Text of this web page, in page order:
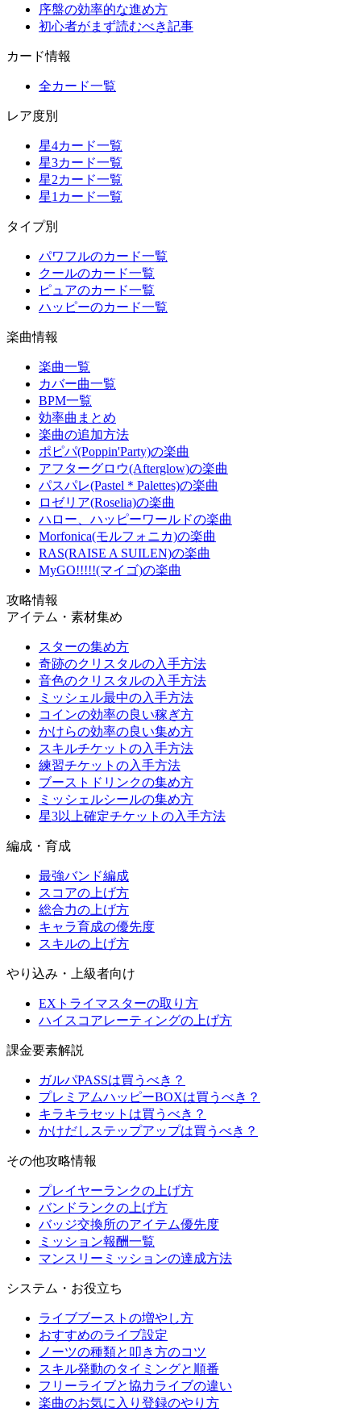
序盤の効率的な進め方
初心者がまず読むべき記事
カード情報
全カード一覧
レア度別
星4カード一覧
星3カード一覧
星2カード一覧
星1カード一覧
タイプ別
パワフルのカード一覧
クールのカード一覧
ピュアのカード一覧
ハッピーのカード一覧
楽曲情報
楽曲一覧
カバー曲一覧
BPM一覧
効率曲まとめ
楽曲の追加方法
ポピパ(Poppin'Party)の楽曲
アフターグロウ(Afterglow)の楽曲
パスパレ(Pastel＊Palettes)の楽曲
ロゼリア(Roselia)の楽曲
ハロー、ハッピーワールドの楽曲
Morfonica(モルフォニカ)の楽曲
RAS(RAISE A SUILEN)の楽曲
MyGO!!!!!(マイゴ)の楽曲
攻略情報
アイテム・素材集め
スターの集め方
奇跡のクリスタルの入手方法
音色のクリスタルの入手方法
ミッシェル最中の入手方法
コインの効率の良い稼ぎ方
かけらの効率の良い集め方
スキルチケットの入手方法
練習チケットの入手方法
ブーストドリンクの集め方
ミッシェルシールの集め方
星3以上確定チケットの入手方法
編成・育成
最強バンド編成
スコアの上げ方
総合力の上げ方
キャラ育成の優先度
スキルの上げ方
やり込み・上級者向け
EXトライマスターの取り方
ハイスコアレーティングの上げ方
課金要素解説
ガルパPASSは買うべき？
プレミアムハッピーBOXは買うべき？
キラキラセットは買うべき？
かけだしステップアップは買うべき？
その他攻略情報
プレイヤーランクの上げ方
バンドランクの上げ方
バッジ交換所のアイテム優先度
ミッション報酬一覧
マンスリーミッションの達成方法
システム・お役立ち
ライブブーストの増やし方
おすすめのライブ設定
ノーツの種類と叩き方のコツ
スキル発動のタイミングと順番
フリーライブと協力ライブの違い
楽曲のお気に入り登録のやり方